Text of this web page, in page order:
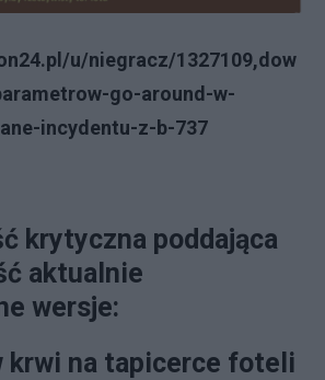
u/niegracz/1327109,dow
go-around-w-
incydentu-z-b-737
krytyczna poddająca
aktualnie
wersje:
krwi na tapicerce foteli